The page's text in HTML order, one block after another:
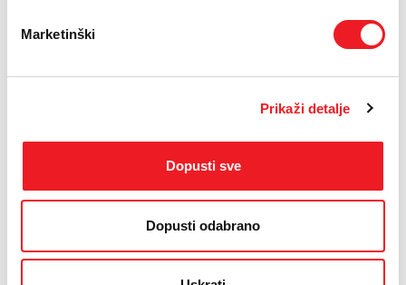
Marketinški
Prikaži detalje
Dopusti sve
Dopusti odabrano
Prijenos broja možeš